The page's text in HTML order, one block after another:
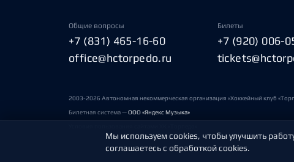
Общие вопросы
+7 (831) 465-16-60
office@hctorpedo.ru
Билеты
+7 (920) 006-
2003-2026 Автономная некоммерческая организация «Хоккейный клуб
Билетная система —ООО «Яндекс Музыка»
Мы используем cookies, чтобы улучшить
соглашаетесь с обработкой cookies.